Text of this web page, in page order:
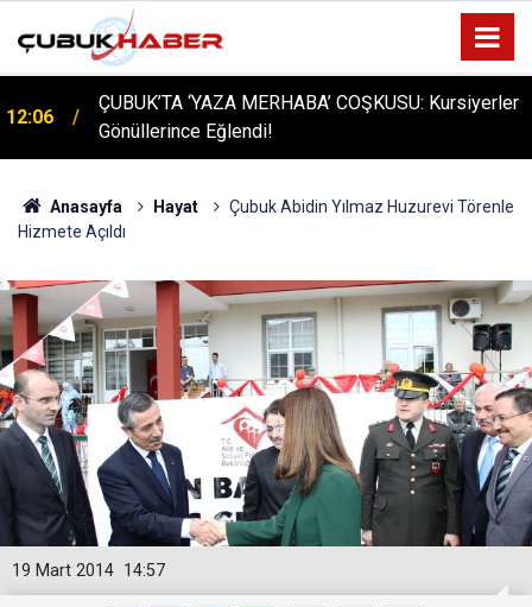
12:06
ÇUBUK’TA ‘YAZA MERHABA’ COŞKUSU: Kursiyerler
Gönüllerince Eğlendi!
Anasayfa Hayat
Çubuk Abidin Yılmaz Huzurevi Törenle
Hizmete Açıldı
14:57
19 Mart 2014